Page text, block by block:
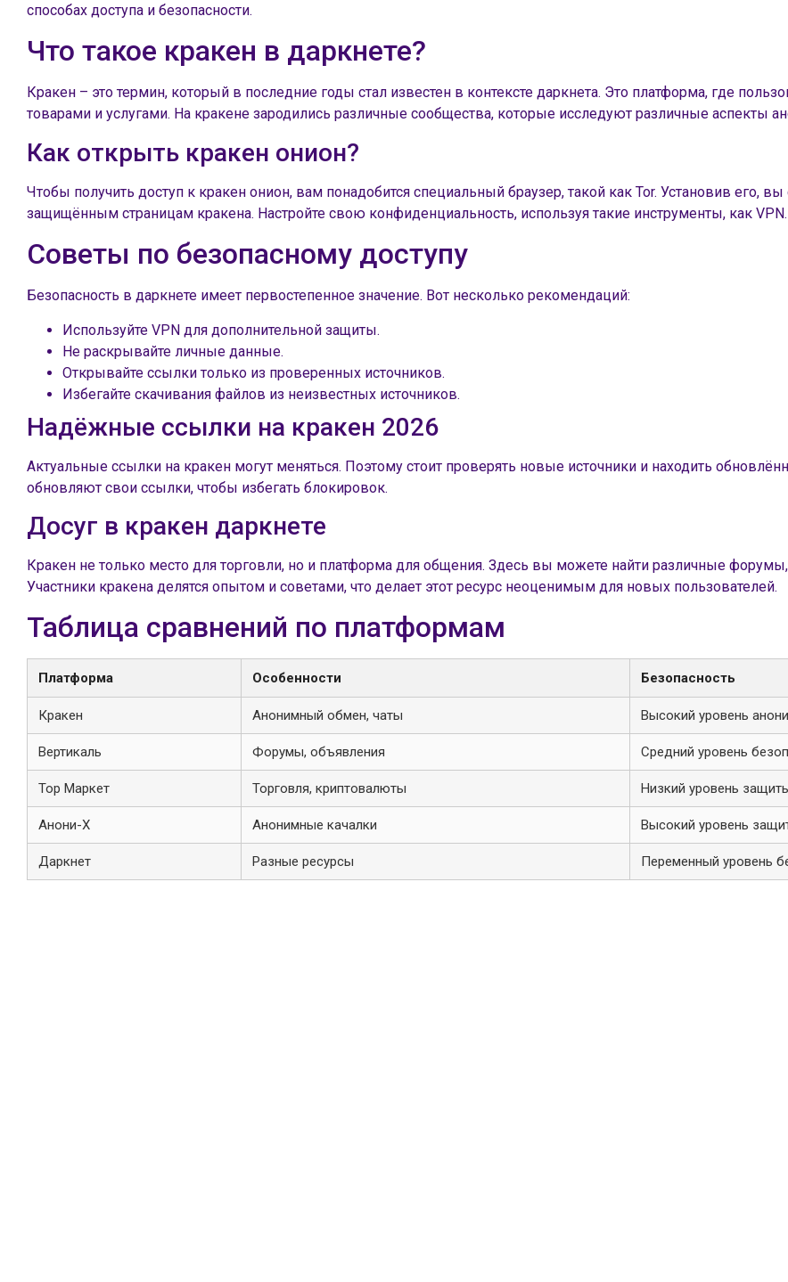
способах доступа и безопасности.
Что такое кракен в даркнете?
Кракен – это термин, который в последние годы стал известен в контексте даркнета. Это платформа, где
товарами и услугами. На кракене зародились различные сообщества, которые исследуют различные аспекты
Как открыть кракен онион?
Чтобы получить доступ к кракен онион, вам понадобится специальный браузер, такой как Tor. Установив его,
защищённым страницам кракена. Настройте свою конфиденциальность, используя такие инструменты, как VPN.
Советы по безопасному доступу
Безопасность в даркнете имеет первостепенное значение. Вот несколько рекомендаций:
Используйте VPN для дополнительной защиты.
Не раскрывайте личные данные.
Открывайте ссылки только из проверенных источников.
Избегайте скачивания файлов из неизвестных источников.
Надёжные ссылки на кракен 2026
Актуальные ссылки на кракен могут меняться. Поэтому стоит проверять новые источники и находить
обновляют свои ссылки, чтобы избегать блокировок.
Досуг в кракен даркнете
Кракен не только место для торговли, но и платформа для общения. Здесь вы можете найти различные
Участники кракена делятся опытом и советами, что делает этот ресурс неоценимым для новых пользователей.
Таблица сравнений по платформам
Платформа Особенности Безопасность
Кракен Анонимный обмен, чаты Высокий уровень
Вертикаль Форумы, объявления Средний уровень
Тор Маркет Торговля, криптовалюты Низкий уровень
Анони-Х Анонимные качалки Высокий уровень
Даркнет Разные ресурсы Переменный уровень